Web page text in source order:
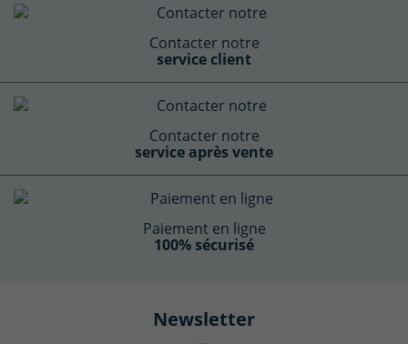
Contacter notre
service client
Contacter notre
service après vente
Paiement en ligne
100% sécurisé
Newsletter